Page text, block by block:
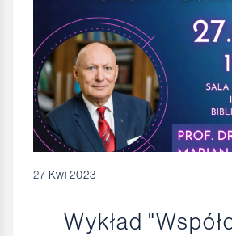
27 Kwi 2023
Wykład